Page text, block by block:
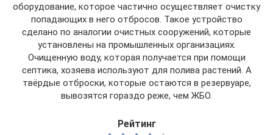
оборудование, которое частично осуществляет очистку
попадающих в него отбросов. Такое устройство
сделано по аналогии очистных сооружений, которые
установлены на промышленных организациях.
Очищенную воду, которая получается при помощи
септика, хозяева используют для полива растений. А
твёрдые отброски, которые остаются в резервуаре,
вывозятся гораздо реже, чем ЖБО.
Рейтинг